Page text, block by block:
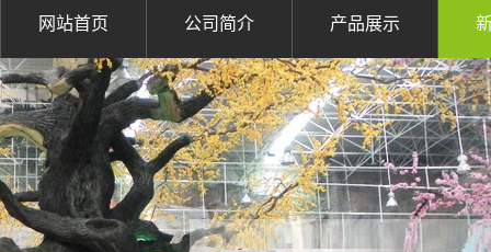
网站首页 公司简介 产品展示